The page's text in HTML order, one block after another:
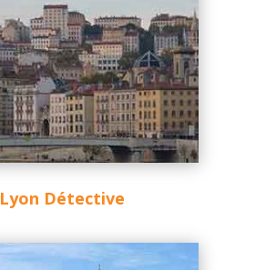
Lyon Détective